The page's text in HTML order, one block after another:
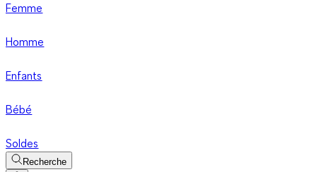
Femme
Homme
Enfants
Bébé
Soldes
Recherche